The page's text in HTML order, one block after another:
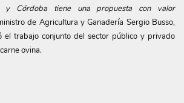
Córdoba tiene una propuesta con valor
de Agricultura y Ganadería Sergio Busso,
el trabajo conjunto del sector público y privado
ovina.